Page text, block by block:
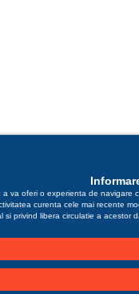
va oferi o experienta de navigare
curenta cele mai recente
si privind libera circulatie a acestor